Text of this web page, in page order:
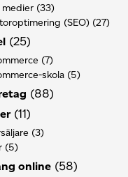
medier (33)
(SEO) (27)
(25)
(7)
skola (5)
(88)
(11)
(3)
(5)
online (58)